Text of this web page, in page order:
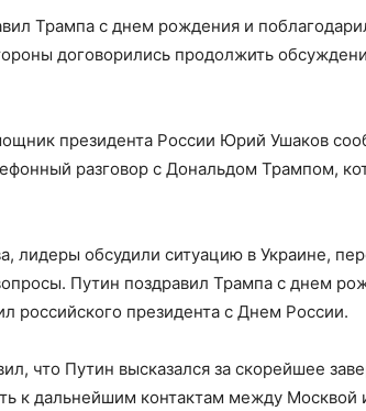
Трампа с днем рождения и
договорились продолжить
президента России Юрий Ушаков
разговор с Дональдом Трампом,
лидеры обсудили ситуацию в Украине,
Путин поздравил Трампа с днем
российского президента с Днем России.
что Путин высказался за скорейшее
к дальнейшим контактам между